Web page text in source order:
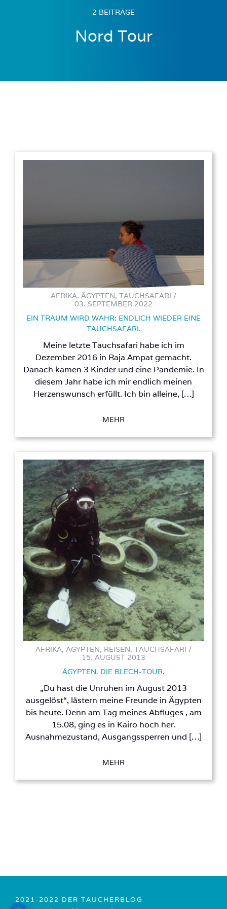
2 BEITRÄGE
Nord Tour
AFRIKA, ÄGYPTEN, TAUCHSAFARI /
03. SEPTEMBER 2022
EIN TRAUM WIRD WAHR: ENDLICH WIEDER EINE
TAUCHSAFARI.
Meine letzte Tauchsafari habe ich im
Dezember 2016 in Raja Ampat gemacht.
Danach kamen 3 Kinder und eine Pandemie. In
diesem Jahr habe ich mir endlich meinen
Herzenswunsch erfüllt. Ich bin alleine, […]
MEHR
AFRIKA, ÄGYPTEN, REISEN, TAUCHSAFARI /
15. AUGUST 2013
ÄGYPTEN. DIE BLECH-TOUR.
„Du hast die Unruhen im August 2013
ausgelöst“, lästern meine Freunde in Ägypten
bis heute. Denn am Tag meines Abfluges , am
15.08, ging es in Kairo hoch her.
Ausnahmezustand, Ausgangssperren und […]
MEHR
2021-2022 DER TAUCHERBLOG